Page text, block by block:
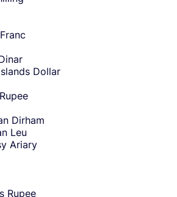
Dollar
Dirham
Leu
Ariary
Rupee